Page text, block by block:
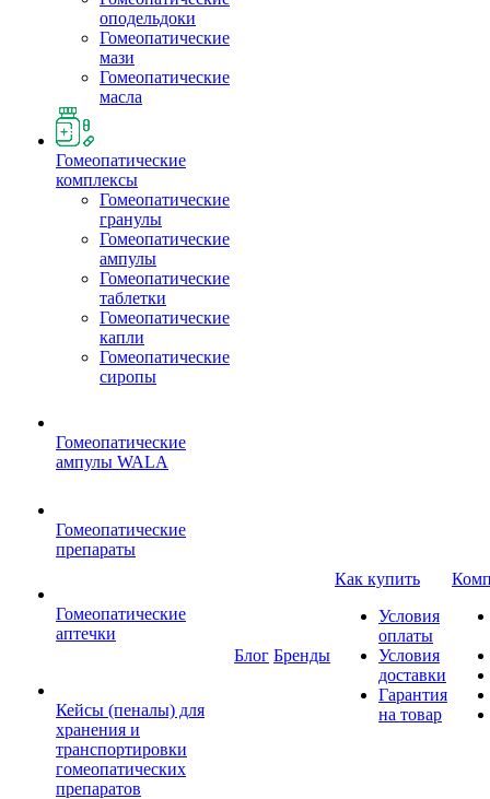
оподельдоки
Гомеопатические
мази
Гомеопатические
масла
Гомеопатические
комплексы
Гомеопатические
гранулы
Гомеопатические
ампулы
Гомеопатические
таблетки
Гомеопатические
капли
Гомеопатические
сиропы
Гомеопатические
ампулы WALA
Гомеопатические
препараты
Гомеопатические
аптечки
Кейсы (пеналы) для
хранения и
транспортировки
гомеопатических
препаратов
Блог Бренды
Как купить
Условия
оплаты
Условия
доставки
Гарантия
на товар